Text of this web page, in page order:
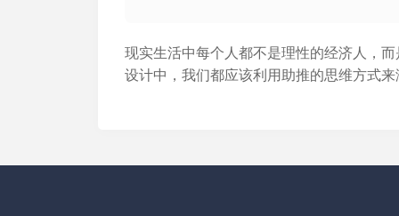
现实生活中每个人都不是理性的经济人，
设计中，我们都应该利用助推的思维方式